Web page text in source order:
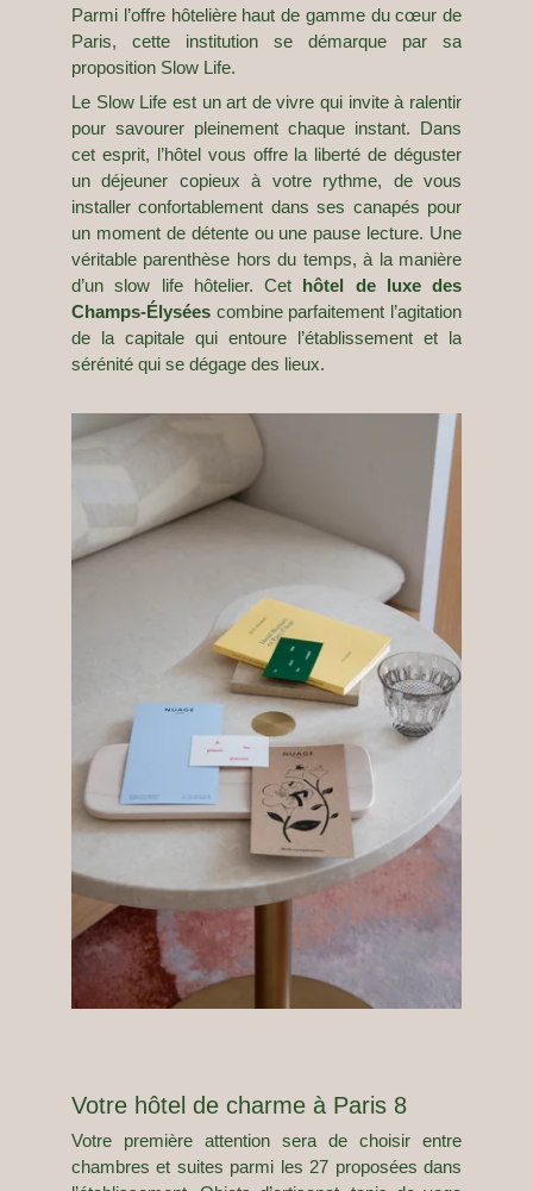
Parmi l’offre hôtelière haut de gamme du cœur de
Paris, cette institution se démarque par sa
proposition Slow Life.
Le Slow Life est un art de vivre qui invite à ralentir
pour savourer pleinement chaque instant. Dans
cet esprit, l’hôtel vous offre la liberté de déguster
un déjeuner copieux à votre rythme, de vous
installer confortablement dans ses canapés pour
un moment de détente ou une pause lecture. Une
véritable parenthèse hors du temps, à la manière
d’un slow life hôtelier. Cet hôtel de luxe des
Champs-Élysées combine parfaitement l’agitation
de la capitale qui entoure l’établissement et la
sérénité qui se dégage des lieux.
Votre hôtel de charme à Paris 8
Votre première attention sera de choisir entre
chambres et suites parmi les 27 proposées dans
Notre histoire
Chambres & Suites
Photos
Boire et manger
Slow Paris
RSE
Actualités